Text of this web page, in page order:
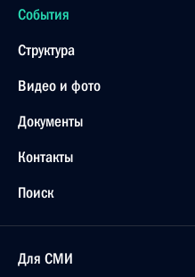
События
Структура
Видео и фото
Документы
Контакты
Поиск
Для СМИ